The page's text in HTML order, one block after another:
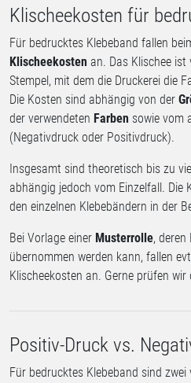
Klischeekosten für
Für bedrucktes Klebeband fallen
Klischeekosten an. Das Klischee
Stempel, mit dem die Druckerei die
Die Kosten sind abhängig von der
der verwendeten Farben sowie vom
(Negativdruck oder Positivdruck).
Insgesamt sind theoretisch bis zu
abhängig jedoch vom Einzelfall. Die
den einzelnen Klebebändern in der
Bei Vorlage einer Musterrolle,
übernommen werden kann, fallen
Klischeekosten an. Gerne prüfen
Positiv-Druck vs.
Für bedrucktes Klebeband sind